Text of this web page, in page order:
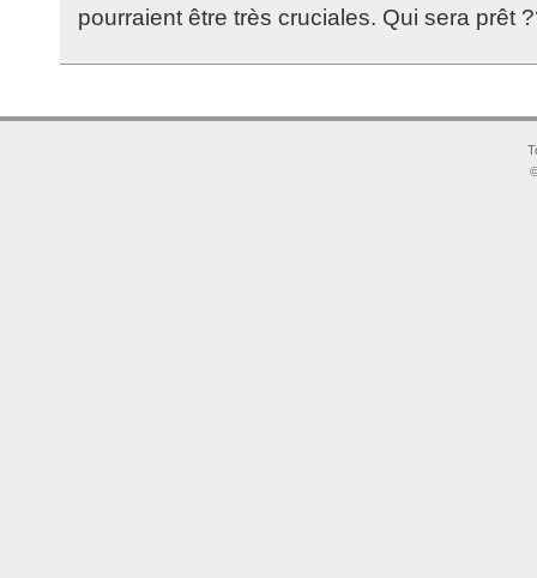
pourraient être très cruciales. Qui sera prêt